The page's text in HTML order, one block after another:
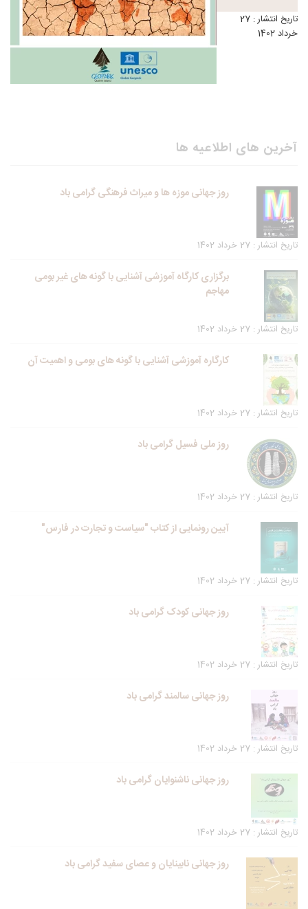
تاریخ انتشار : 27
خرداد 1402
آخرین های اطلاعیه ها
روز جهانی موزه ها و میراث فرهنگی گرامی باد
تاریخ انتشار : 27 خرداد 1402
برگزاری کارگاه آموزشی آشنایی با گونه های غیر بومی
مهاجم
تاریخ انتشار : 27 خرداد 1402
کارگاره آموزشی آشنایی با گونه های بومی و اهمیت آن
تاریخ انتشار : 27 خرداد 1402
روز ملی فسیل گرامی باد
تاریخ انتشار : 27 خرداد 1402
آیین رونمایی از کتاب "سیاست و تجارت در فارس"
تاریخ انتشار : 27 خرداد 1402
روز جهانی کودک گرامی باد
تاریخ انتشار : 27 خرداد 1402
روز جهانی سالمند گرامی باد
تاریخ انتشار : 27 خرداد 1402
روز جهانی ناشنوایان گرامی باد
تاریخ انتشار : 27 خرداد 1402
روز جهانی نابینایان و عصای سفید گرامی باد